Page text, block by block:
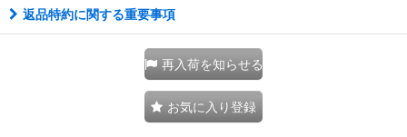
返品特約に関する重要事項
再入荷を知らせる
お気に入り登録